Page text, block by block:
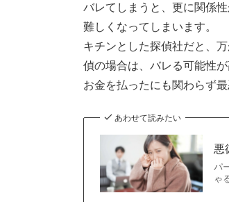
バレてしまうと、更に関係
難しくなってしまいます。
キチンとした探偵社だと、
偵の場合は、バレる可能性
お金を払ったにも関わらず
あわせて読みたい
悪
パ
ゃ